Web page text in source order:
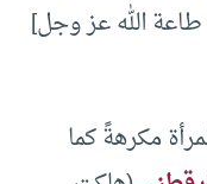
الله عز وجل]
مكرهةً كما